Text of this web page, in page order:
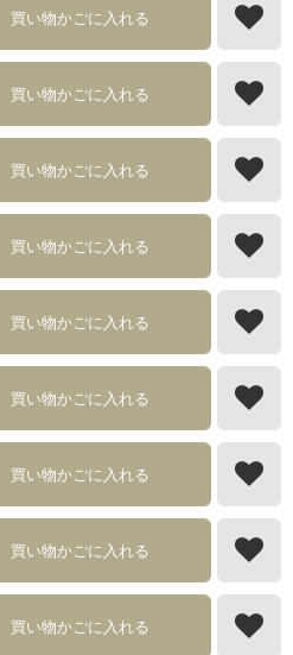
買い物かごに入れる
買い物かごに入れる
買い物かごに入れる
買い物かごに入れる
買い物かごに入れる
買い物かごに入れる
買い物かごに入れる
買い物かごに入れる
買い物かごに入れる